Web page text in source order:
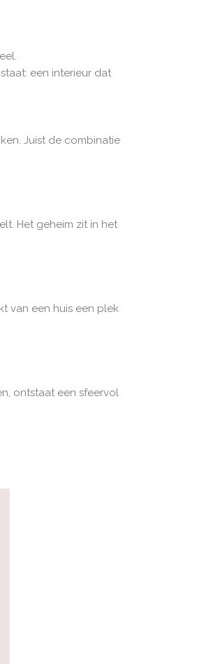
een interieur dat
Juist de combinatie
Het geheim zit in het
van een huis een plek
ontstaat een sfeervol